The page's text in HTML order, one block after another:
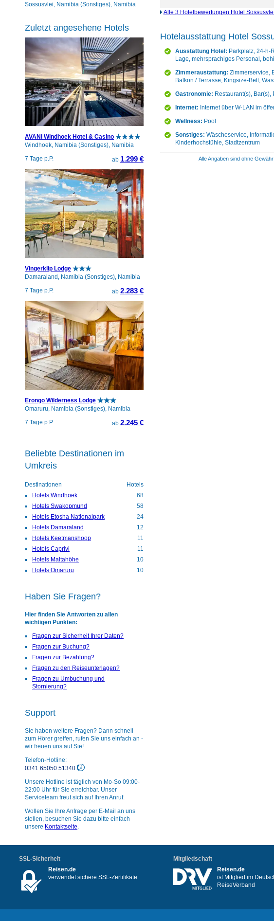
Alle 3 Hotelbewertungen Hotel
Hotelausstattung Hotel
Ausstattung Hotel: Parkplatz, 24-h-
Lage, mehrsprachiges Personal,
Zimmeraustattung: Zimmerservice,
Balkon / Terrasse, Kingsize-Bett,
Gastronomie: Restaurant(s), Bar(s),
Internet: Internet über W-LAN im
Wellness: Pool
Sonstiges: Wäscheservice,
Kinderhochstühle, Stadtzentrum
Alle Angaben sind ohne
Sossusvlei, Namibia (Sonstiges), Namibia
Zuletzt angesehene Hotels
AVANI Windhoek Hotel & Casino
Windhoek, Namibia (Sonstiges), Namibia
7 Tage p.P.
ab 1.299 €
Vingerklip Lodge
Damaraland, Namibia (Sonstiges), Namibia
7 Tage p.P.
ab 2.283 €
Erongo Wilderness Lodge
Omaruru, Namibia (Sonstiges), Namibia
7 Tage p.P.
ab 2.245 €
Beliebte Destinationen im
Umkreis
Destinationen
Hotels
Hotels Windhoek
68
Hotels Swakopmund
58
Hotels Etosha Nationalpark
24
Hotels Damaraland
12
Hotels Keetmanshoop
11
Hotels Caprivi
11
Hotels Maltahöhe
10
Hotels Omaruru
10
Haben Sie Fragen?
Hier finden Sie Antworten zu allen
wichtigen Punkten:
Fragen zur Sicherheit Ihrer Daten?
Fragen zur Buchung?
Fragen zur Bezahlung?
Fragen zu den Reiseunterlagen?
Fragen zu Umbuchung und
Stornierung?
Support
Sie haben weitere Fragen? Dann schnell
zum Hörer greifen, rufen Sie uns einfach an -
wir freuen uns auf Sie!
Telefon-Hotline:
0341 65050 51340
Unsere Hotline ist täglich von Mo-So 09:00-
22:00 Uhr für Sie erreichbar. Unser
Serviceteam freut sich auf Ihren Anruf.
Wollen Sie Ihre Anfrage per E-Mail an uns
stellen, besuchen Sie dazu bitte einfach
unsere Kontaktseite.
SSL-Sicherheit
Reisen.de
verwendet sichere SSL-Zertifikate
Mitgliedschaft
Reisen.de
ist Mitglied im
ReiseVerband